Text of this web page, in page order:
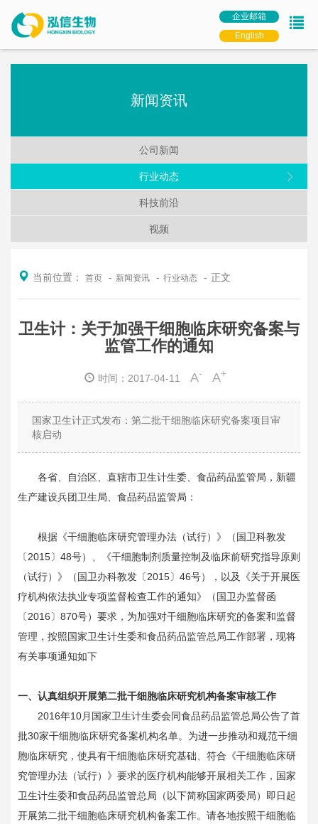
企业邮箱
English
新闻资讯
公司新闻
行业动态
科技前沿
视频
当前位置： 首页 新闻资讯 行业动态 正文
卫生计：关于加强干细胞临床研究备案与
监管工作的通知
时间：2017-04-11 A- A+
国家卫生计正式发布：第二批干细胞临床研究备案项目审
核启动
各省、自治区、直辖市卫生计生委、食品药品监管局，新疆
生产建设兵团卫生局、食品药品监管局：
根据《干细胞临床研究管理办法（试行）》（国卫科教发
〔2015〕48号）、《干细胞制剂质量控制及临床前研究指导原则
（试行）》（国卫办科教发〔2015〕46号），以及《关于开展医
疗机构依法执业专项监督检查工作的通知》（国卫办监督函
〔2016〕870号）要求，为加强对干细胞临床研究的备案和监督
管理，按照国家卫生计生委和食品药品监管总局工作部署，现将
有关事项通知如下
一、认真组织开展第二批干细胞临床研究机构备案审核工作
2016年10月国家卫生计生委会同食品药品监管总局公告了首
批30家干细胞临床研究备案机构名单。为进一步推动和规范干细
胞临床研究，使具有干细胞临床研究基础、符合《干细胞临床研
究管理办法（试行）》要求的医疗机构能够开展相关工作，国家
卫生计生委和食品药品监管总局（以下简称国家两委局）即日起
开展第二批干细胞临床研究机构备案工作。请各地按照干细胞临